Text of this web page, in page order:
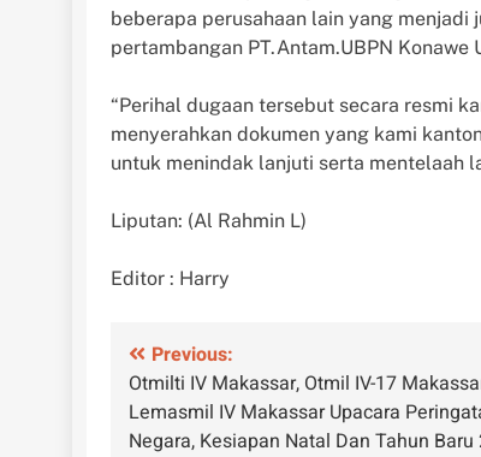
beberapa perusahaan lain yang
pertambangan PT.Antam.UBPN Konawe
“Perihal dugaan tersebut secara resmi
menyerahkan dokumen yang kami
untuk menindak lanjuti serta mentelaah
Liputan: (Al Rahmin L)
Editor : Harry
Navigasi
pos
Previous:
Otmilti IV Makassar, Otmil IV-17
Lemasmil IV Makassar Upacara
Negara, Kesiapan Natal Dan Tahun Baru